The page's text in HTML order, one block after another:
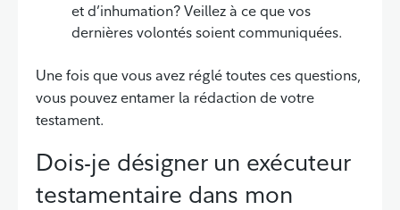
et d’inhumation? Veillez à ce que vos
dernières volontés soient communiquées.
Une fois que vous avez réglé toutes ces questions,
vous pouvez entamer la rédaction de votre
testament.
Dois-je désigner un exécuteur
testamentaire dans mon